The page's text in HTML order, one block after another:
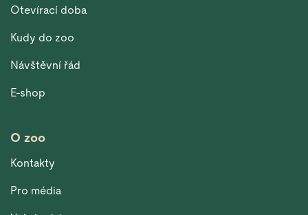
Otevírací doba
Kudy do zoo
Návštěvní řád
E-shop
O zoo
Kontakty
Pro média